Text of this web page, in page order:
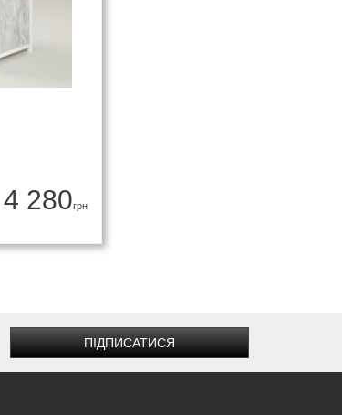
4 280грн
ПІДПИСАТИСЯ